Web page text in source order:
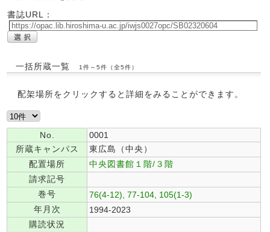
書誌URL：
一括所蔵一覧 1件～5件（全5件）
配架場所をクリックすると詳細をみることができます。
No.
0001
所蔵キャンパス
東広島（中央）
配置場所
中央図書館１階/３階
請求記号
巻号
76(4-12), 77-104, 105(1-3)
年月次
1994-2023
購読状況